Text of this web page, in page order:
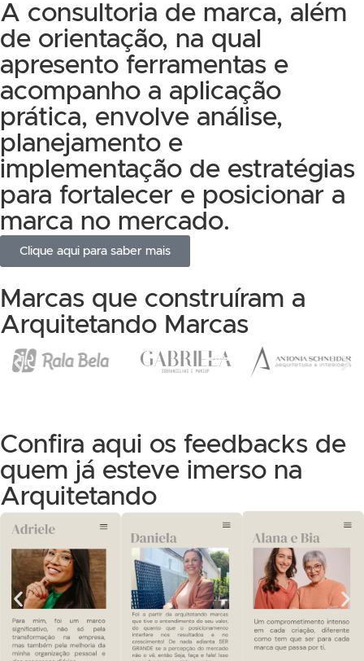
A consultoria de marca, além
de orientação, na qual
apresento ferramentas e
acompanho a aplicação
prática, envolve análise,
planejamento e
implementação de estratégias
para fortalecer e posicionar a
marca no mercado.
Clique aqui para saber mais
Marcas que construíram a
Arquitetando Marcas
Confira aqui os feedbacks de
quem já esteve imerso na
Arquitetando